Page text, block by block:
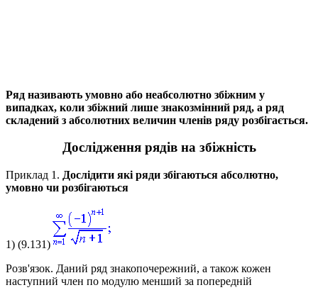
Ряд називають умовно або неабсолютно збіжним у
випадках, коли збіжний лише знакозмінний ряд, а ряд
складений з абсолютних величин членів ряду розбігається.
Дослідження рядів на збіжність
Приклад 1. Дослідити які ряди збігаються абсолютно,
умовно чи розбігаються
1) (9.131)
Розв'язок. Даний ряд знакопочережний, а також кожен
наступний член по модулю менший за попередній